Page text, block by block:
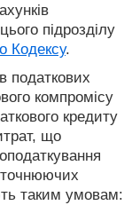
підрозділу
Кодексу.
податкових
компромісу
кредиту
що
таким умовам: